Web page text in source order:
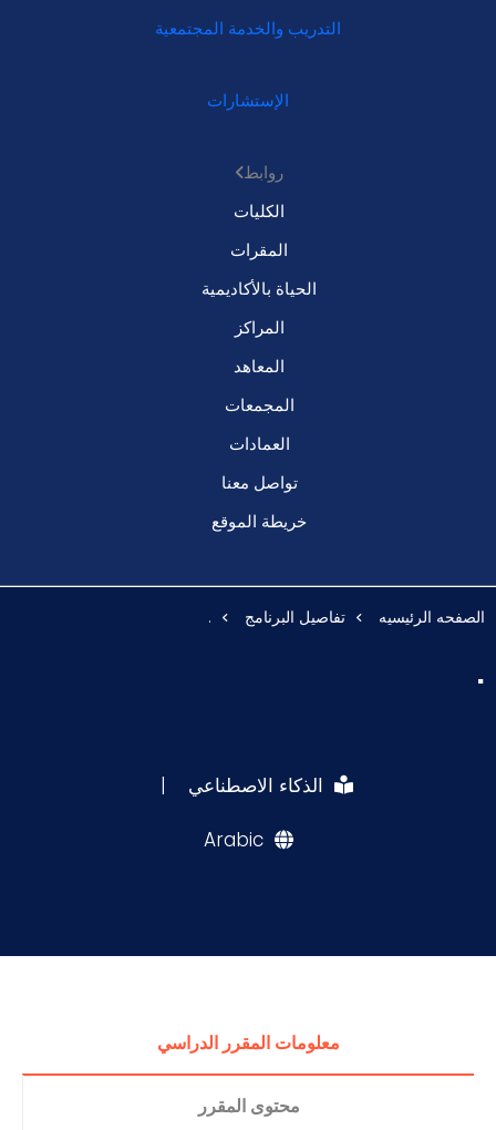
التدريب والخدمة المجتمعية
الإستشارات
روابط
الكليات
المقرات
الحياة بالأكاديمية
المراكز
المعاهد
المجمعات
العمادات
تواصل معنا
خريطة الموقع
الصفحه الرئيسيه تفاصيل البرنامج .
.
الذكاء الاصطناعي |
Arabic
معلومات المقرر الدراسي
محتوى المقرر